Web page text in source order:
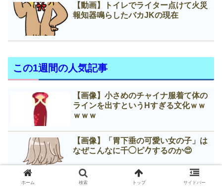
【動画】トイレでライター点けて火災
報知器鳴らしたバカJKの現在
この1週間の人気記事
【画像】小さめのチャイナ服着て体の
ラインを出すというНすぎる文化ｗｗ
ｗｗｗ
【画像】「胃下垂の可愛い女の子」は
なぜこんなに千◯ピ𠂊するのか😍
【画像】プリクラJK「彼氏に超もまれ
ホーム 検索 トップ サイドバー